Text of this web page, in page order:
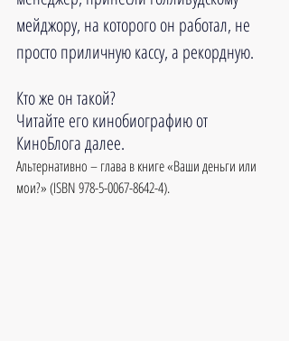
мейджору, на которого он работал, не
просто приличную кассу, а рекордную.
Кто же он такой?
Читайте его кинобиографию от
КиноБлога далее.
Альтернативно – глава в книге «Ваши деньги или
мои?» (ISBN 978-5-0067-8642-4).